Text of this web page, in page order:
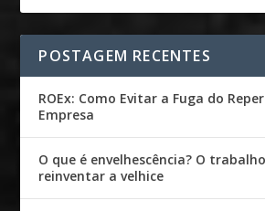
POSTAGEM RECENTES
ROEx: Como Evitar a Fuga do
Empresa
O que é envelhescência? O
reinventar a velhice